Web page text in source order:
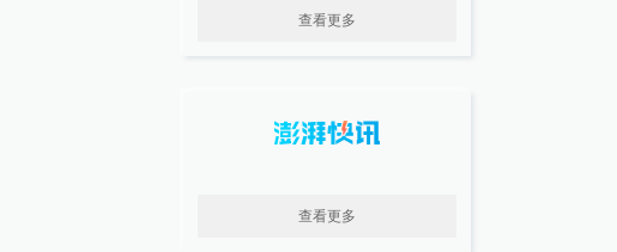
查看更多
查看更多